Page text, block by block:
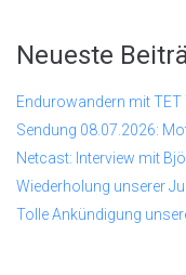
Neueste
Endurowandern mit TET
Sendung 08.07.2026:
Netcast: Interview mit
Wiederholung unserer
Tolle Ankündigung